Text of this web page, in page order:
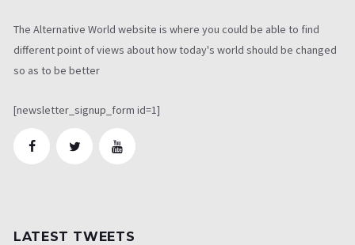
The Alternative World website is where you could be able to find
different point of views about how today's world should be changed
so as to be better
[newsletter_signup_form id=1]
LATEST TWEETS